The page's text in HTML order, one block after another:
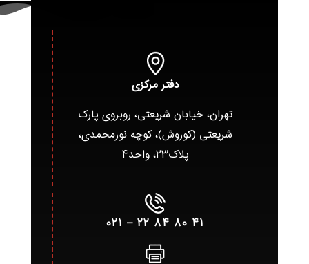
دفتر مرکزی
تهران، خیابان شریعتی، روبروی پارک
شریعتی (کوروش)، کوچه نورمحمدی،
پلاک۲۳، واحد۴
۴۱ ۸۰ ۸۴ ۲۲ – ۰۲۱